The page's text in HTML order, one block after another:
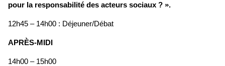
pour la responsabilité des acteurs sociaux ? ».
12h45 – 14h00 : Déjeuner/Débat
APRÈS-MIDI
14h00 – 15h00